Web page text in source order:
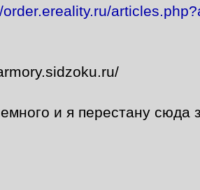
и я перестану сюда